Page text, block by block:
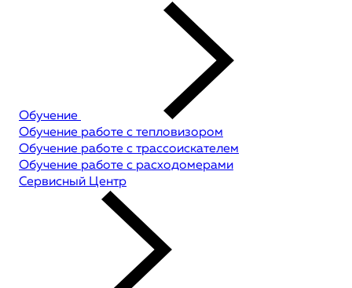
Обучение
Обучение работе с тепловизором
Обучение работе с трассоискателем
Обучение работе с расходомерами
Сервисный Центр